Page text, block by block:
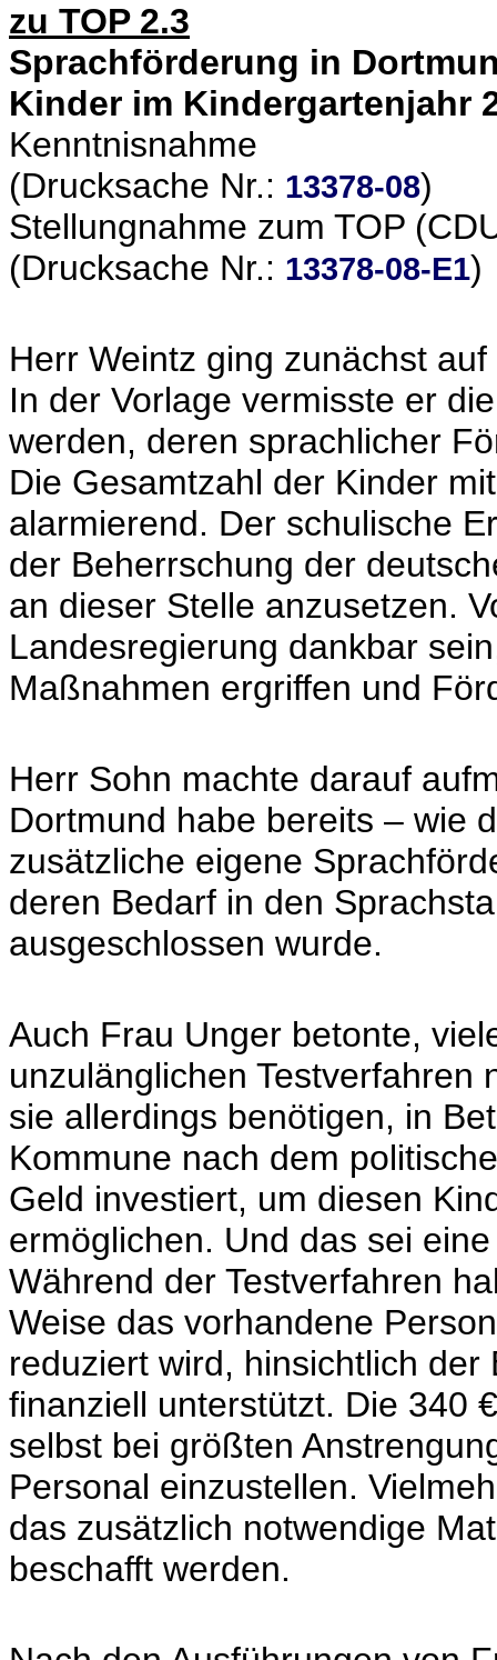
zu TOP 2.3
Sprachförderung in
Kinder im Kindergartenjahr
Kenntnisnahme
(Drucksache Nr.: 13378-08)
Stellungnahme zum TOP
(Drucksache Nr.: 13378-08-E1)
Herr Weintz ging zunächst
In der Vorlage vermisste er
werden, deren sprachlicher
Die Gesamtzahl der Kinder
alarmierend. Der schulische
der Beherrschung der
an dieser Stelle anzusetzen.
Landesregierung dankbar
Maßnahmen ergriffen und
Herr Sohn machte darauf
Dortmund habe bereits – wie
zusätzliche eigene
deren Bedarf in den
ausgeschlossen wurde.
Auch Frau Unger betonte,
unzulänglichen Testverfahren
sie allerdings benötigen, in
Kommune nach dem
Geld investiert, um diesen
ermöglichen. Und das sei
Während der Testverfahren
Weise das vorhandene
reduziert wird, hinsichtlich
finanziell unterstützt. Die 340
selbst bei größten
Personal einzustellen.
das zusätzlich notwendige
beschafft werden.